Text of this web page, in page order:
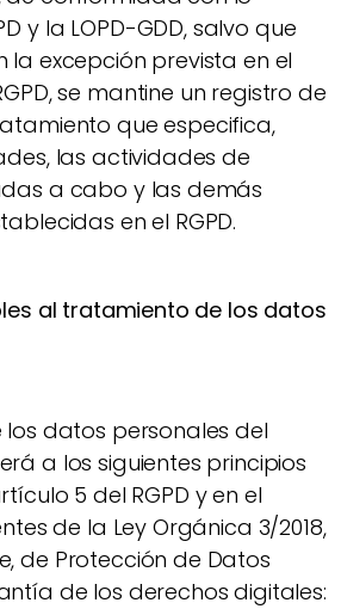
y la LOPD-GDD, salvo que
la excepción prevista en el
se mantine un registro de
que especifica,
las actividades de
a cabo y las demás
en el RGPD.
al tratamiento de los datos
datos personales del
a los siguientes principios
5 del RGPD y en el
de la Ley Orgánica 3/2018,
de Protección de Datos
de los derechos digitales: